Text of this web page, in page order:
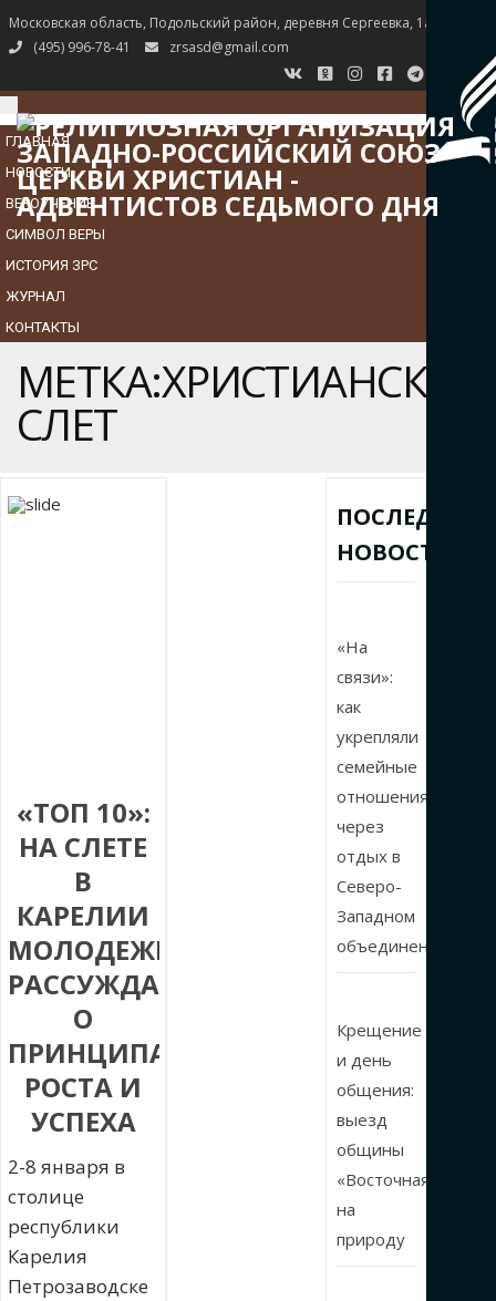
Московская область, Подольский район, деревня Сергеевка, 1а
(495) 996-78-41
zrsasd@gmail.com
TOGGLE
NAVIGATION
ГЛАВНАЯ
НОВОСТИ
ВЕРОУЧЕНИЕ
СИМВОЛ ВЕРЫ
ИСТОРИЯ ЗРС
ЖУРНАЛ
КОНТАКТЫ
МЕТКА:ХРИСТИАНСКИЙ
СЛЕТ
«ТОП 10»:
НА СЛЕТЕ
В
КАРЕЛИИ
МОЛОДЕЖЬ
РАССУЖДАЛА
О
ПРИНЦИПАХ
РОСТА И
УСПЕХА
2-8 января в
столице
республики
Карелия
Петрозаводске
ПОСЛЕДНИЕ
НОВОСТИ
«На
связи»:
как
укрепляли
семейные
отношения
через
отдых в
Северо-
Западном
объединении
Крещение
и день
общения:
выезд
общины
«Восточная»
на
природу